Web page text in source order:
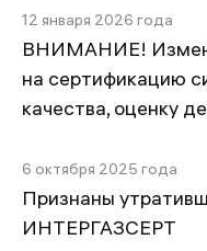
12 января 2026 года
ВНИМАНИЕ!
на сертификацию
качества, оценку
6 октября 2025 года
Признаны
ИНТЕРГАЗСЕРТ